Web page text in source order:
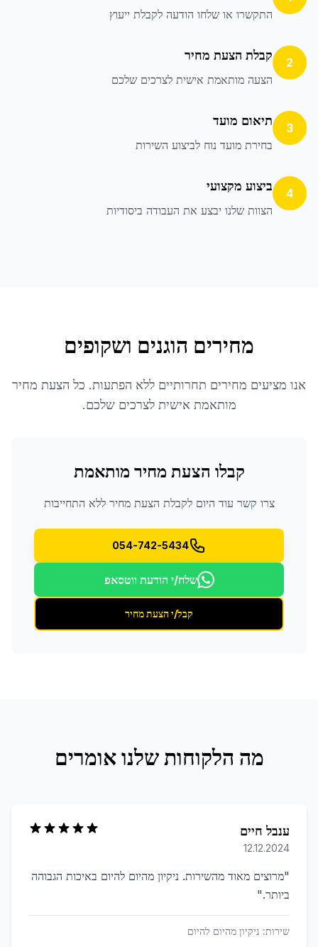
התקשרו או שלחו הודעה לקבלת ייעוץ
2 קבלת הצעת מחיר
הצעה מותאמת אישית לצרכים שלכם
3 תיאום מועד
בחירת מועד נוח לביצוע השירות
4 ביצוע מקצועי
הצוות שלנו יבצע את העבודה ביסודיות
מחירים הוגנים ושקופים
אנו מציעים מחירים תחרותיים ללא הפתעות. כל הצעת מחיר
מותאמת אישית לצרכים שלכם.
קבלו הצעת מחיר מותאמת
צרו קשר עוד היום לקבלת הצעת מחיר ללא התחייבות
054-742-5434
שלח/י הודעת ווטסאפ
קבל/י הצעת מחיר
מה הלקוחות שלנו אומרים
ענבל חיים
12.12.2024
"מרוצים מאוד מהשירות. ניקיון מהיום להיום באיכות הגבוהה
ביותר."
שירות: ניקיון מהיום להיום